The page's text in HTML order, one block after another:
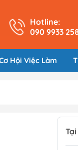
Hotline:
090 9933
Hội Việc Làm